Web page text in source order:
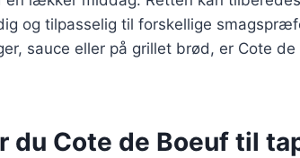
og tilpasselig til forskellige
sauce eller på grillet brød, er Cote
du Cote de Boeuf til